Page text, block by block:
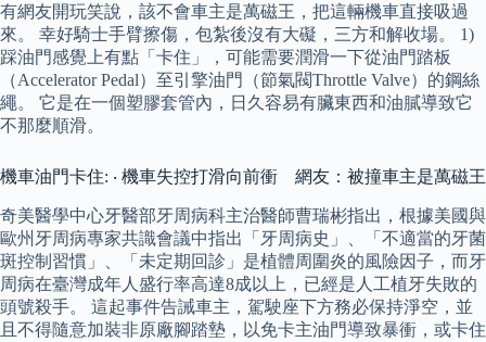
有網友開玩笑說，該不會車主是萬磁王，把這輛機車直接吸過
來。 幸好騎士手臂擦傷，包紮後沒有大礙，三方和解收場。 1)
踩油門感覺上有點「卡住」，可能需要潤滑一下從油門踏板
（Accelerator Pedal）至引擎油門（節氣閥Throttle Valve）的鋼絲
繩。 它是在一個塑膠套管內，日久容易有臟東西和油膩導致它
不那麼順滑。
機車油門卡住: ‧ 機車失控打滑向前衝 網友：被撞車主是萬磁王
奇美醫學中心牙醫部牙周病科主治醫師曹瑞彬指出，根據美國與
歐州牙周病專家共識會議中指出「牙周病史」、「不適當的牙菌
斑控制習慣」、「未定期回診」是植體周圍炎的風險因子，而牙
周病在臺灣成年人盛行率高達8成以上，已經是人工植牙失敗的
頭號殺手。 這起事件告誡車主，駕駛座下方務必保持淨空，並
且不得隨意加裝非原廠腳踏墊，以免卡主油門導致暴衝，或卡住